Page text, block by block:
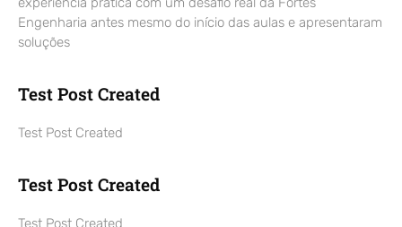
Engenharia antes mesmo do início das aulas e apresentaram
soluções
Test Post Created
Test Post Created
Test Post Created
Test Post Created